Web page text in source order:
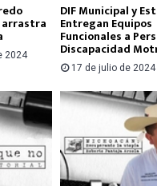
arrastra
2024
DIF Municipal y
Entregan Equipos
Funcionales a
Discapacidad
17 de julio de 2024